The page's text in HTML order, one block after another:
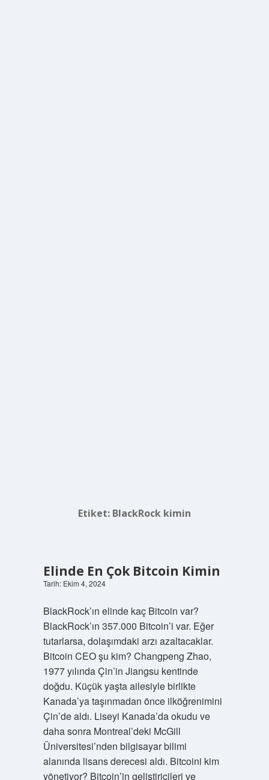
Etiket: BlackRock kimin
Elinde En Çok Bitcoin Kimin
Tarih: Ekim 4, 2024
BlackRock’ın elinde kaç Bitcoin var?
BlackRock’ın 357.000 Bitcoin’i var. Eğer
tutarlarsa, dolaşımdaki arzı azaltacaklar.
Bitcoin CEO şu kim? Changpeng Zhao,
1977 yılında Çin’in Jiangsu kentinde
doğdu. Küçük yaşta ailesiyle birlikte
Kanada’ya taşınmadan önce ilköğrenimini
Çin’de aldı. Liseyi Kanada’da okudu ve
daha sonra Montreal’deki McGill
Üniversitesi’nden bilgisayar bilimi
alanında lisans derecesi aldı. Bitcoini kim
yönetiyor? Bitcoin’in geliştiricileri ve